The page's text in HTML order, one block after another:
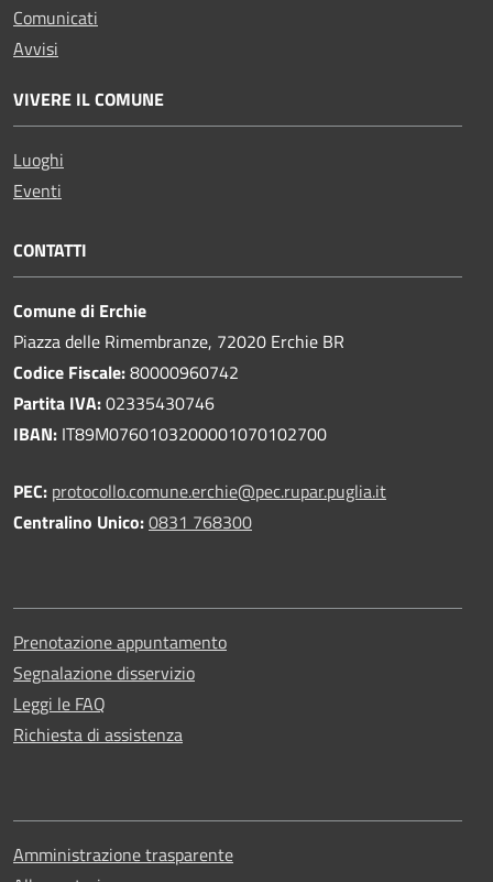
Comunicati
Avvisi
VIVERE IL COMUNE
Luoghi
Eventi
CONTATTI
Comune di Erchie
Piazza delle Rimembranze, 72020 Erchie BR
Codice Fiscale:80000960742
Partita IVA:02335430746
IBAN: IT89M0760103200001070102700
PEC: protocollo.comune.erchie@pec.rupar.puglia.it
Centralino Unico:0831 768300
Prenotazione appuntamento
Segnalazione disservizio
Leggi le FAQ
Richiesta di assistenza
Amministrazione trasparente